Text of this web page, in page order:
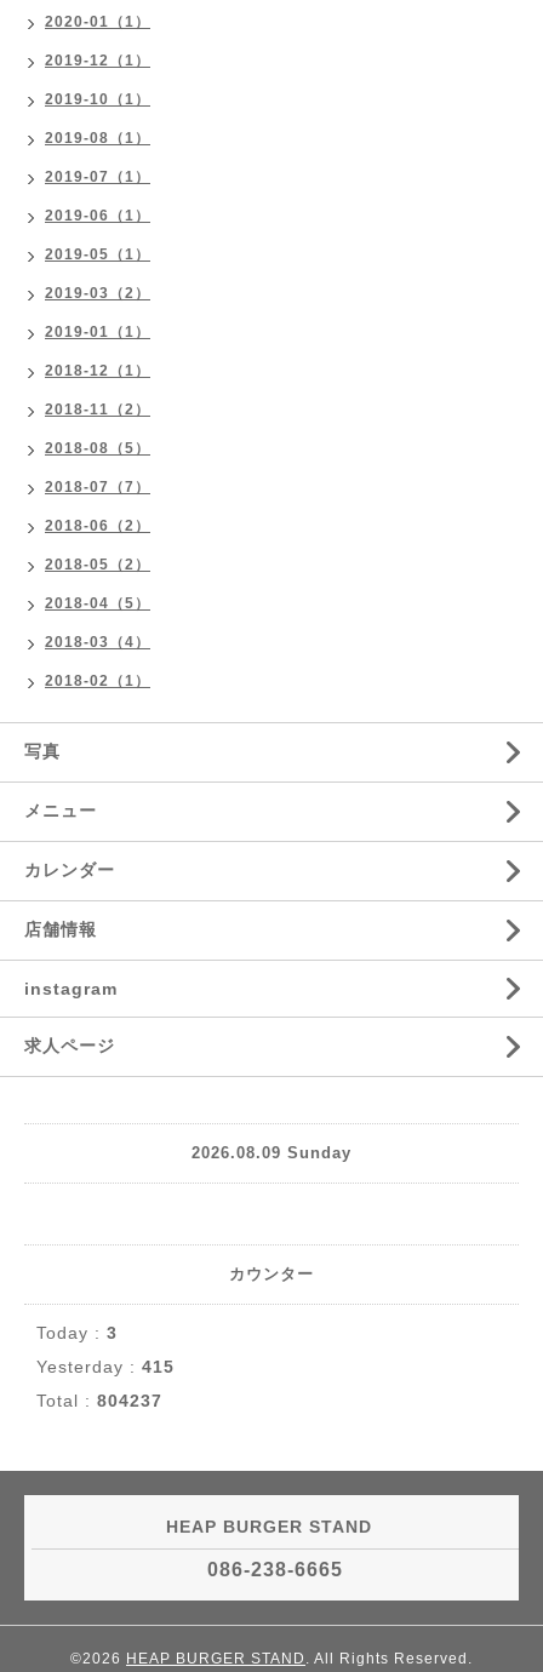
2020-01（1）
2019-12（1）
2019-10（1）
2019-08（1）
2019-07（1）
2019-06（1）
2019-05（1）
2019-03（2）
2019-01（1）
2018-12（1）
2018-11（2）
2018-08（5）
2018-07（7）
2018-06（2）
2018-05（2）
2018-04（5）
2018-03（4）
2018-02（1）
写真
メニュー
カレンダー
店舗情報
instagram
求人ページ
2026.08.09 Sunday
カウンター
Today : 3
Yesterday : 415
Total : 804237
HEAP BURGER STAND
086-238-6665
©2026 HEAP BURGER STAND . All Rights Reserved.